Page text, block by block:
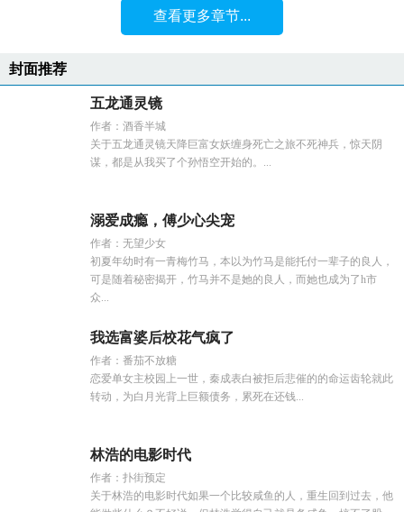
查看更多章节...
封面推荐
五龙通灵镜
作者：酒香半城
关于五龙通灵镜天降巨富女妖缠身死亡之旅不死神兵，惊天阴
谋，都是从我买了个孙悟空开始的。...
溺爱成瘾，傅少心尖宠
作者：无望少女
初夏年幼时有一青梅竹马，本以为竹马是能托付一辈子的良人，
可是随着秘密揭开，竹马并不是她的良人，而她也成为了h市
众...
我选富婆后校花气疯了
作者：番茄不放糖
恋爱单女主校园上一世，秦成表白被拒后悲催的的命运齿轮就此
转动，为白月光背上巨额债务，累死在还钱...
林浩的电影时代
作者：扑街预定
关于林浩的电影时代如果一个比较咸鱼的人，重生回到过去，他